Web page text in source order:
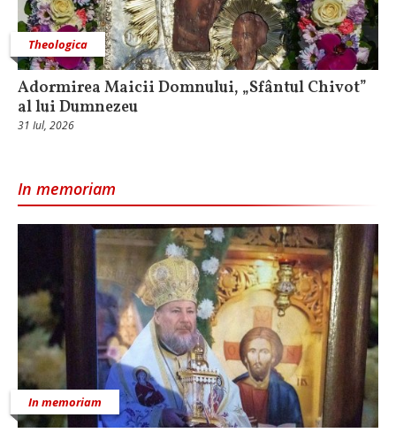
Theologica
Adormirea Maicii Domnului, „Sfântul Chivot”
al lui Dumnezeu
31 Iul, 2026
In memoriam
In memoriam